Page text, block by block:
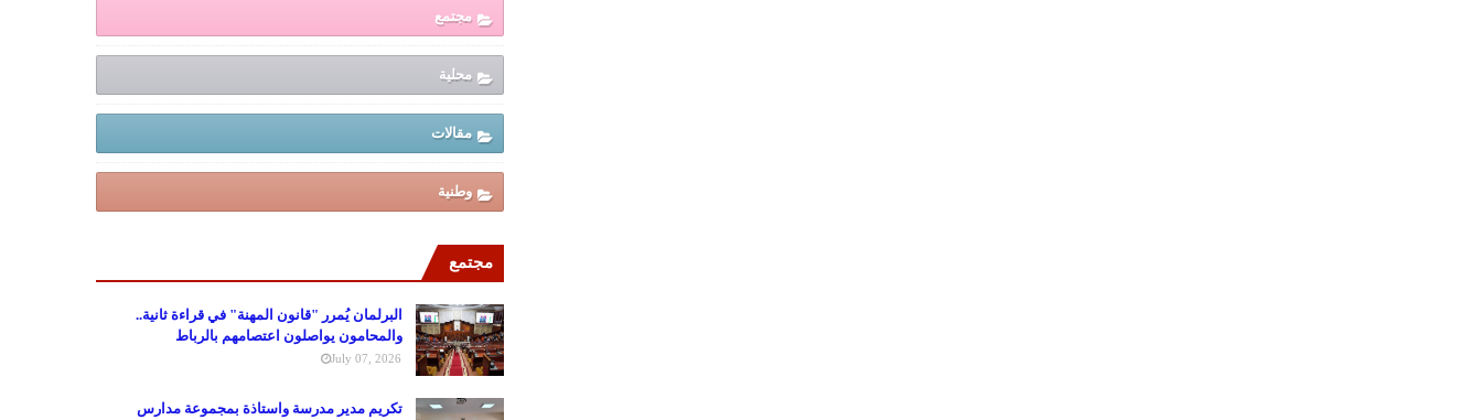
مجتمع
محلية
مقالات
وطنية
مجتمع
البرلمان يُمرر "قانون المهنة" في قراءة ثانية..
والمحامون يواصلون اعتصامهم بالرباط
July 07, 2026
تكريم مدير مدرسة واستاذة بمجموعة مدارس